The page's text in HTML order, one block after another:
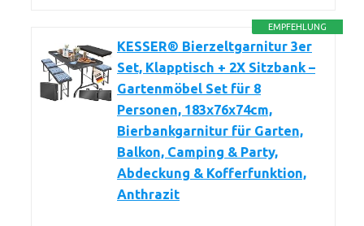
EMPFEHLUNG
KESSER® Bierzeltgarnitur 3er
Set, Klapptisch + 2X Sitzbank –
Gartenmöbel Set für 8
Personen, 183x76x74cm,
Bierbankgarnitur für Garten,
Balkon, Camping & Party,
Abdeckung & Kofferfunktion,
Anthrazit